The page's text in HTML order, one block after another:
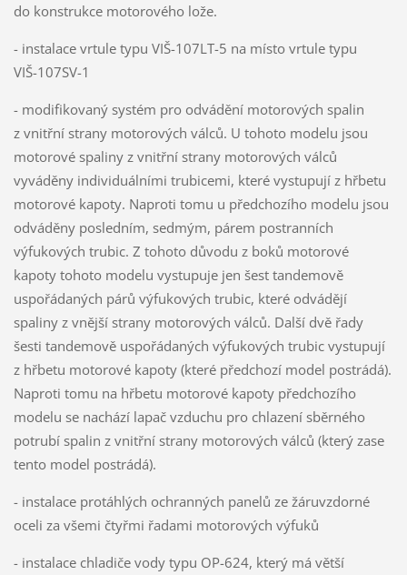
do konstrukce motorového lože.
- instalace vrtule typu VIŠ-107LT-5 na místo vrtule typu
VIŠ-107SV-1
- modifikovaný systém pro odvádění motorových spalin
z vnitřní strany motorových válců. U tohoto modelu jsou
motorové spaliny z vnitřní strany motorových válců
vyváděny individuálními trubicemi, které vystupují z hřbetu
motorové kapoty. Naproti tomu u předchozího modelu jsou
odváděny posledním, sedmým, párem postranních
výfukových trubic. Z tohoto důvodu z boků motorové
kapoty tohoto modelu vystupuje jen šest tandemově
uspořádaných párů výfukových trubic, které odvádějí
spaliny z vnější strany motorových válců. Další dvě řady
šesti tandemově uspořádaných výfukových trubic vystupují
z hřbetu motorové kapoty (které předchozí model postrádá).
Naproti tomu na hřbetu motorové kapoty předchozího
modelu se nachází lapač vzduchu pro chlazení sběrného
potrubí spalin z vnitřní strany motorových válců (který zase
tento model postrádá).
- instalace protáhlých ochranných panelů ze žáruvzdorné
oceli za všemi čtyřmi řadami motorových výfuků
- instalace chladiče vody typu OP-624, který má větší